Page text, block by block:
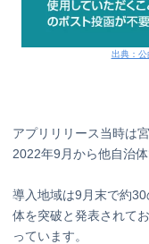
出典：
アプリリリース当時は
2022年9月から他自治
導入地域は9月末で約
体を突破と発表されて
っています。